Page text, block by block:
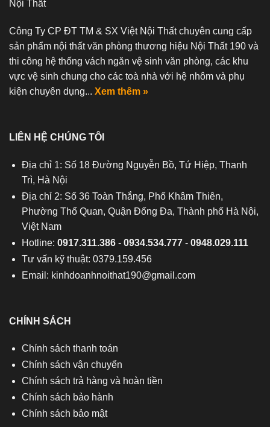
Nội Thất
Công Ty CP ĐT TM & SX Việt Nội Thất chuyên cung cấp
sản phẩm nội thất văn phòng thương hiệu Nội Thất 190 và
thi công hệ thống vách ngăn vệ sinh văn phòng, các khu
vực vệ sinh chung cho các toà nhà với hệ nhôm và phụ
kiện chuyên dụng... Xem thêm »
LIÊN HỆ CHÚNG TÔI
Địa chỉ 1: Số 18 Đường Nguyễn Bồ, Tứ Hiệp, Thanh
Trì, Hà Nội
Địa chỉ 2: Số 36 Toàn Thắng, Phố Khâm Thiên,
Phường Thổ Quan, Quận Đống Đa, Thành phố Hà Nội,
Việt Nam
Hotline: 0917.311.386- 0934.534.777- 0948.029.111
Tư vấn kỹ thuật: 0379.159.456
Email: kinhdoanhnoithat190@gmail.com
CHÍNH SÁCH
Chính sách thanh toán
Chính sách vận chuyển
Chính sách trả hàng và hoàn tiền
Chính sách bảo hành
Chính sách bảo mật